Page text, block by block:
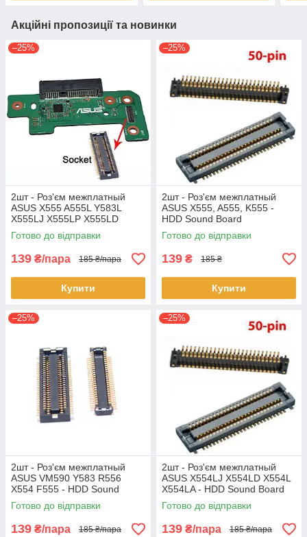
Акційні пропозиції та новинки
–25%
2шт - Роз'єм межплатный
ASUS X555 A555L Y583L
X555LJ X555LP X555LD
F555L - HDD Sound Board
Готово до відправки
139 ₴/пара 185 ₴/пара
Купити
–25%
2шт - Роз'єм межплатный
ASUS X555, A555, K555 -
HDD Sound Board
Готово до відправки
139 ₴ 185 ₴
Купити
–25%
2шт - Роз'єм межплатный
ASUS VM590 Y583 R556
X554 F555 - HDD Sound
Board
Готово до відправки
139 ₴/пара 185 ₴/пара
–25%
2шт - Роз'єм межплатный
ASUS X554LJ X554LD X554L
X554LA - HDD Sound Board
Готово до відправки
139 ₴/пара 185 ₴/пара